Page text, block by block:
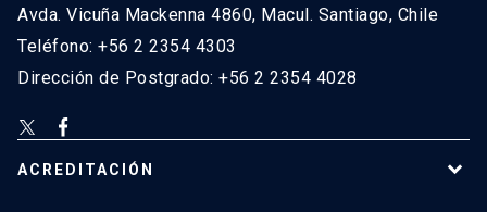
Avda. Vicuña Mackenna 4860, Macul. Santiago, Chile
Teléfono: +56 2 2354 4303
Dirección de Postgrado: +56 2 2354 4028
ACREDITACIÓN